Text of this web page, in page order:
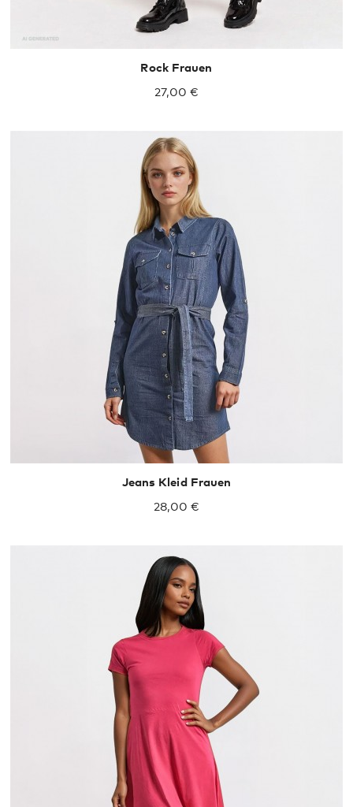
Rock Frauen
27,00 €
Jeans Kleid Frauen
28,00 €